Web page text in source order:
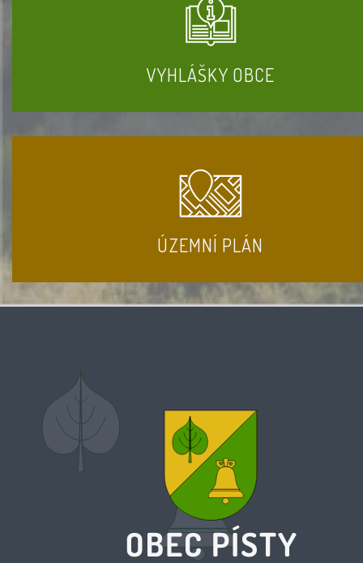
VYHLÁŠKY OBCE
ÚZEMNÍ PLÁN